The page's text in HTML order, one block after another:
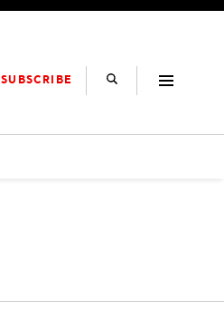
SUBSCRIBE